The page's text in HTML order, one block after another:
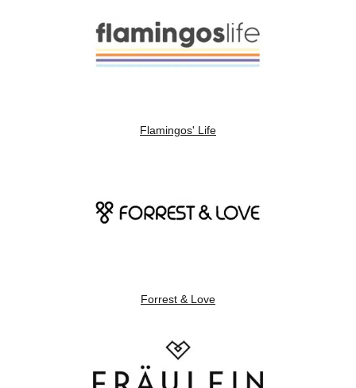
Flamingos' Life
Forrest & Love